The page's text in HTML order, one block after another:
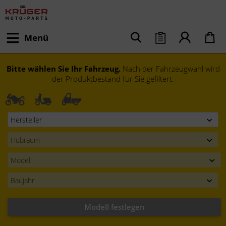
Menü
Bitte wählen Sie Ihr Fahrzeug. Nach der Fahrzeugwahl wird
der Produktbestand für Sie gefiltert.
Modell festlegen